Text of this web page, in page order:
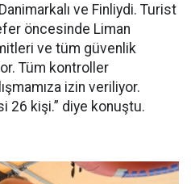
ve Finliydi. Turist
öncesinde Liman
ve tüm güvenlik
Tüm kontroller
izin veriliyor.
26 kişi.” diye konuştu.